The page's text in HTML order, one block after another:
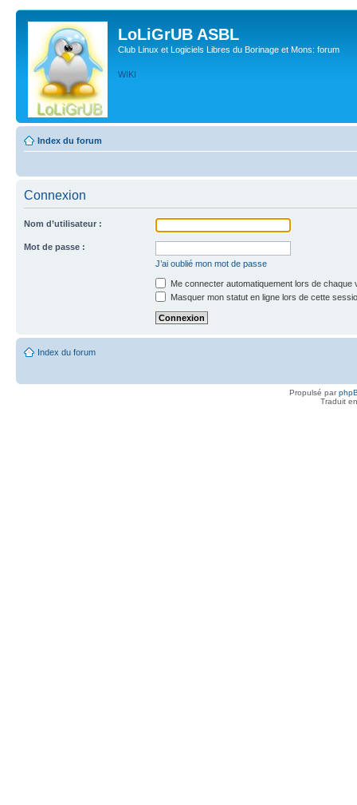
LoLiGrUB ASBL
Club Linux et Logiciels Libres du Borinage et Mons: forum
WIKI
Index du forum
Connexion
Nom d’utilisateur :
Mot de passe :
J’ai oublié mon mot de passe
Me connecter automatiquement lors de chaque
Masquer mon statut en ligne lors de cette
Index du forum
Propulsé par
Traduit